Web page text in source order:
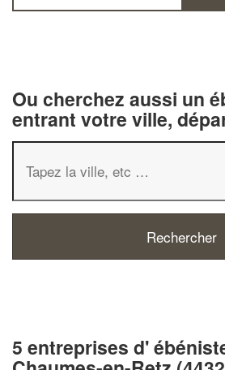
Ou cherchez aussi un
entrant votre ville,
5 entreprises d'